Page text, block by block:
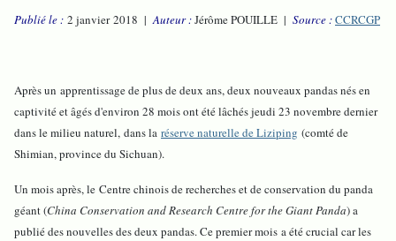
Publié le : 2 janvier 2018 |Auteur :Jérôme POUILLE | Source :CCRCGP
Après un apprentissage de plus de deux ans, deux nouveaux pandas nés en
captivité et âgés d'environ 28 mois ont été lâchés jeudi 23 novembre dernier
dans le milieu naturel, dans la réserve naturelle de Liziping (comté de
Shimian, province du Sichuan).
Un mois après, le Centre chinois de recherches et de conservation du panda
géant (China Conservation and Research Centre for the Giant Panda) a
publié des nouvelles des deux pandas. Ce premier mois a été crucial car les